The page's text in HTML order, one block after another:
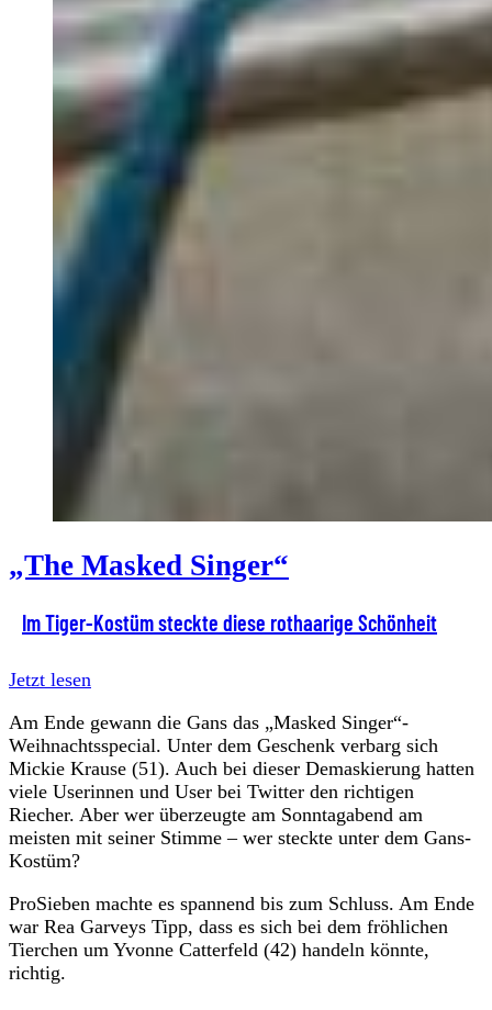
„The Masked Singer“
Im Tiger-Kostüm steckte diese rothaarige Schönheit
Jetzt lesen
Am Ende gewann die Gans das „Masked Singer“-
Weihnachtsspecial. Unter dem Geschenk verbarg sich
Mickie Krause (51). Auch bei dieser Demaskierung hatten
viele Userinnen und User bei Twitter den richtigen
Riecher. Aber wer überzeugte am Sonntagabend am
meisten mit seiner Stimme – wer steckte unter dem Gans-
Kostüm?
ProSieben machte es spannend bis zum Schluss. Am Ende
war Rea Garveys Tipp, dass es sich bei dem fröhlichen
Tierchen um Yvonne Catterfeld (42) handeln könnte,
richtig.